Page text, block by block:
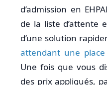
d’admission en
de la liste d’attente
d’une solution
attendant une
Une fois que vous
des prix appliqués,